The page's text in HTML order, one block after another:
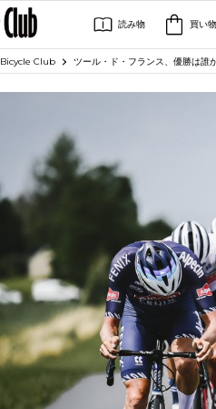
読み物 買い物
Bicycle Club ツール・ド・フランス、優勝は